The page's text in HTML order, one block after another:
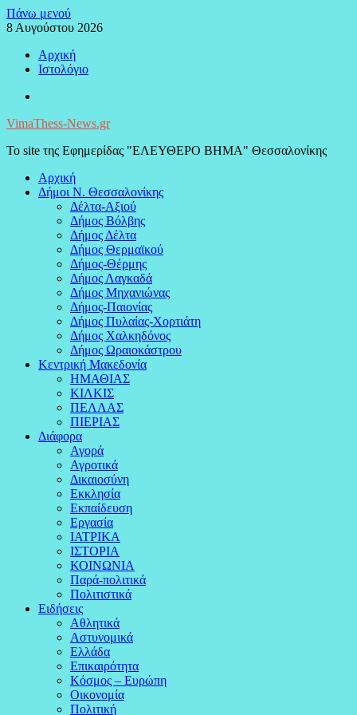
Μεταπηδήστε
στο
Πάνω μενού
8 Αυγούστου 2026
Αρχική
Ιστολόγιο
VimaThess-News.gr
Το site της Εφημερίδας "ΕΛΕΥΘΕΡΟ ΒΗΜΑ" Θεσσαλονίκης
Αρχική
Δήμοι Ν. Θεσσαλονίκης
Δέλτα-Αξιού
Δήμος Βόλβης
Δήμος Δέλτα
Δήμος Θερμαϊκού
Δήμος-Θέρμης
Δήμος Λαγκαδά
Δήμος Μηχανιώνας
Δήμος-Παιονίας
Δήμος Πυλαίας-Χορτιάτη
Δήμος Χαλκηδόνος
Δήμος Ωραιοκάστρου
Κεντρική Μακεδονία
ΗΜΑΘΙΑΣ
ΚΙΛΚΙΣ
ΠΕΛΛΑΣ
ΠΙΕΡΙΑΣ
Διάφορα
Αγορά
Αγροτικά
Δικαιοσύνη
Εκκλησία
Εκπαίδευση
Εργασία
ΙΑΤΡΙΚΑ
ΙΣΤΟΡΙΑ
ΚΟΙΝΩΝΙΑ
Παρά-πολιτικά
Πολιτιστικά
Ειδήσεις
Αθλητικά
Αστυνομικά
Ελλάδα
Επικαιρότητα
Κόσμος – Ευρώπη
Οικονομία
Πολιτική